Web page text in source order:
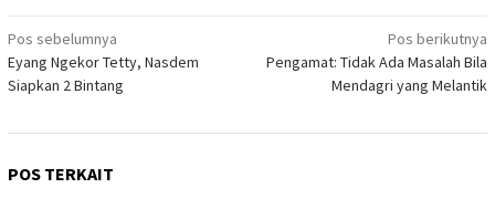
Navigasi
pos
Pos sebelumnya
Eyang Ngekor Tetty, Nasdem
Siapkan 2 Bintang
Pos berikutnya
Pengamat: Tidak Ada Masalah Bila
Mendagri yang Melantik
POS TERKAIT